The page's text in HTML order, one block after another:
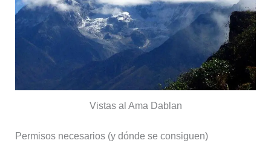
Vistas al Ama Dablan
Permisos necesarios (y dónde se consiguen)